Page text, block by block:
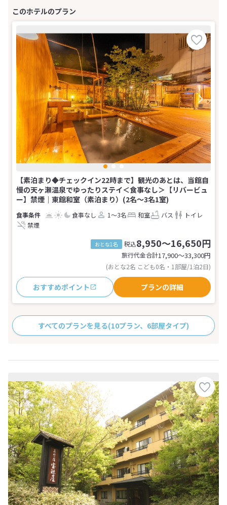
【素泊まり◆チェックイン22時まで】観光のあとは、当館自
慢の天ヶ瀬温泉でゆったりステイ＜食事なし＞【リバービュ
ー】禁煙｜東館和室（素泊まり）(2名～3名1室)
食事なし 1～3名 和室 バス
トイレ
禁煙
おとな1名 税込8,950～16,650円
旅行代金合計17,900〜33,300円
(おとな2名 こども0名・1部屋/1泊2日)
おすすめポイント プランの詳細
すべてのプランを見る(10プラン、6部屋タイプ)